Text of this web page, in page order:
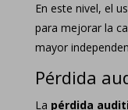
En este nivel, el
para mejorar la
mayor
Pérdida
La pérdida